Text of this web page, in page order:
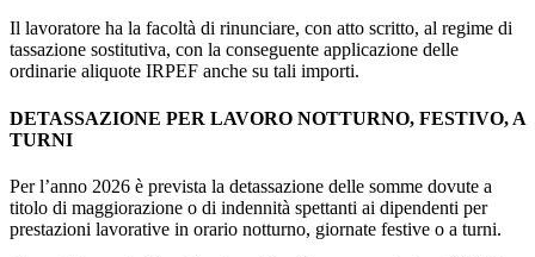
Il lavoratore ha la facoltà di rinunciare, con atto scritto, al regime di
tassazione sostitutiva, con la conseguente applicazione delle
ordinarie aliquote IRPEF anche su tali importi.
DETASSAZIONE PER LAVORO NOTTURNO, FESTIVO, A
TURNI
Per l’anno 2026 è prevista la detassazione delle somme dovute a
titolo di maggiorazione o di indennità spettanti ai dipendenti per
prestazioni lavorative in orario notturno, giornate festive o a turni.